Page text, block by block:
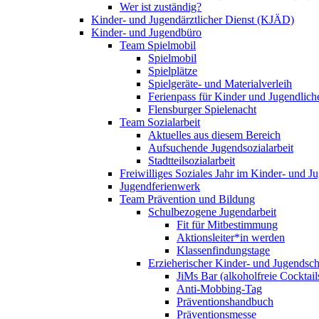
Wer ist zuständig?
Kinder- und Jugendärztlicher Dienst (KJÄD)
Kinder- und Jugendbüro
Team Spielmobil
Spielmobil
Spielplätze
Spielgeräte- und Materialverleih
Ferienpass für Kinder und
Flensburger Spielenacht
Team Sozialarbeit
Aktuelles aus diesem Bereich
Aufsuchende Jugendsozialarbeit
Stadtteilsozialarbeit
Freiwilliges Soziales Jahr im Kinder- und
Jugendferienwerk
Team Prävention und Bildung
Schulbezogene Jugendarbeit
Fit für Mitbestimmung
Aktionsleiter*in werden
Klassenfindungstage
Erzieherischer Kinder- und
JiMs Bar (alkoholfreie
Anti-Mobbing-Tag
Präventionshandbuch
Präventionsmesse